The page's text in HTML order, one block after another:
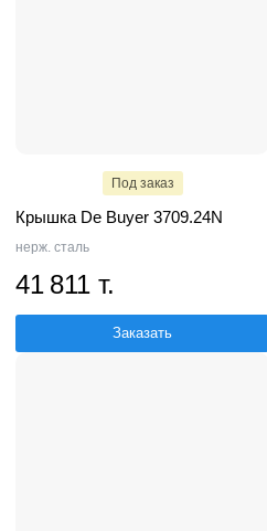
Под заказ
Крышка De Buyer 3709.24N
нерж. сталь
41 811 т.
Заказать